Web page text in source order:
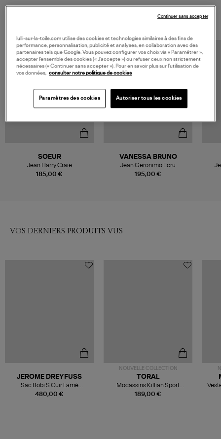
185,00 €
SOEUR
Jean Harry Craie
195,00 €
VANESSA BRUNO
Jean Geronimo Ecru
VOS DERNIERS PRODUITS VUS
480,00 €
JEROME DREYFUSS
Sac Bobi S Cuir Lamé
Champagne
NOUVELLE COLLECTION
189,00 €
TORAL
Mocassins Killian Sport
Mousse
lulli-sur-la-toile.com utilise des cookies et technologies similaires à des fins de
performance, personnalisation, publicité et analyses, en collaboration avec des
partenaires tels que Google. Vous pouvez configurer vos choix via « Paramétrer »,
accepter l’ensemble des cookies (« J’accepte ») ou refuser ceux non strictement
nécessaires (« Continuer sans accepter »). Pour en savoir plus sur l’utilisation de
vos données, consulter notre politique de cookies
Paramètres des cookies Autoriser tous les cookies
Continuer sans accepter